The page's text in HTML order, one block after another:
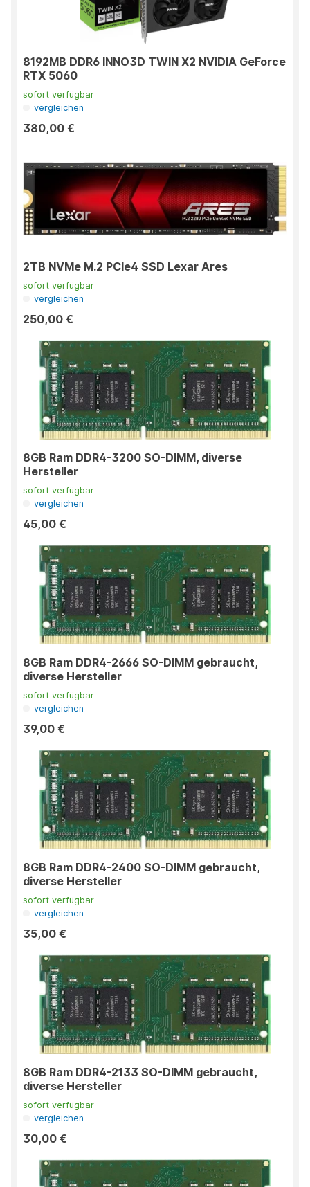
8192MB DDR6 INNO3D TWIN X2 NVIDIA GeForce
RTX 5060
sofort verfügbar
vergleichen
380,00 €
2TB NVMe M.2 PCIe4 SSD Lexar Ares
sofort verfügbar
vergleichen
250,00 €
8GB Ram DDR4-3200 SO-DIMM, diverse
Hersteller
sofort verfügbar
vergleichen
45,00 €
8GB Ram DDR4-2666 SO-DIMM gebraucht,
diverse Hersteller
sofort verfügbar
vergleichen
39,00 €
8GB Ram DDR4-2400 SO-DIMM gebraucht,
diverse Hersteller
sofort verfügbar
vergleichen
35,00 €
8GB Ram DDR4-2133 SO-DIMM gebraucht,
diverse Hersteller
sofort verfügbar
vergleichen
30,00 €